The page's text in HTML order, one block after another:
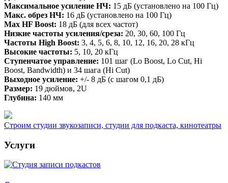
Максимальное усиление НЧ: 15 дБ (установлено на 100 Гц)
Макс. обрез НЧ: 16 дБ (установлено на 100 Гц)
Max HF Boost: 18 дБ (для всех частот)
Низкие частоты усиления/среза: 20, 30, 60, 100 Гц
Частоты High Boost: 3, 4, 5, 6, 8, 10, 12, 16, 20, 28 кГц
Высокие частоты: 5, 10, 20 кГц
Ступенчатое управление: 101 шаг (Lo Boost, Lo Cut, Hi
Boost, Bandwidth) и 34 шага (Hi Cut)
Выходное усиление: +/- 8 дБ (с шагом 0,1 дБ)
Размер: 19 дюймов, 2U
Глубина: 140 мм
Строим студии звукозаписи, студии для подкаста, кинотеатры
Услуги